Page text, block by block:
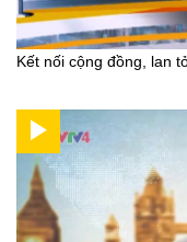
Kết nối cộng đồng, lan